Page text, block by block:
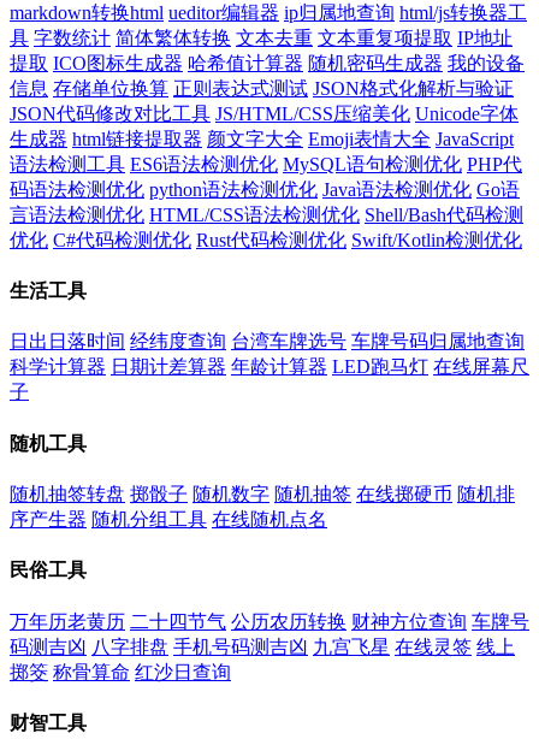
markdown转换html ueditor编辑器 ip归属地查询 html/js转换器工
具 字数统计 简体繁体转换 文本去重 文本重复项提取 IP地址
提取 ICO图标生成器 哈希值计算器 随机密码生成器 我的设备
信息 存储单位换算 正则表达式测试 JSON格式化解析与验证
JSON代码修改对比工具 JS/HTML/CSS压缩美化 Unicode字体
生成器 html链接提取器 颜文字大全 Emoji表情大全 JavaScript
语法检测工具 ES6语法检测优化 MySQL语句检测优化 PHP代
码语法检测优化 python语法检测优化 Java语法检测优化 Go语
言语法检测优化 HTML/CSS语法检测优化 Shell/Bash代码检测
优化 C#代码检测优化 Rust代码检测优化 Swift/Kotlin检测优化
生活工具
日出日落时间 经纬度查询 台湾车牌选号 车牌号码归属地查询
科学计算器 日期计差算器 年龄计算器 LED跑马灯 在线屏幕尺
子
随机工具
随机抽签转盘 掷骰子 随机数字 随机抽签 在线掷硬币 随机排
序产生器 随机分组工具 在线随机点名
民俗工具
万年历老黄历 二十四节气 公历农历转换 财神方位查询 车牌号
码测吉凶 八字排盘 手机号码测吉凶 九宫飞星 在线灵签 线上
掷筊 称骨算命 红沙日查询
财智工具